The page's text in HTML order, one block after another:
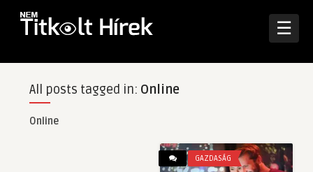
☰
All posts tagged in: Online
Online
GAZDASÁG